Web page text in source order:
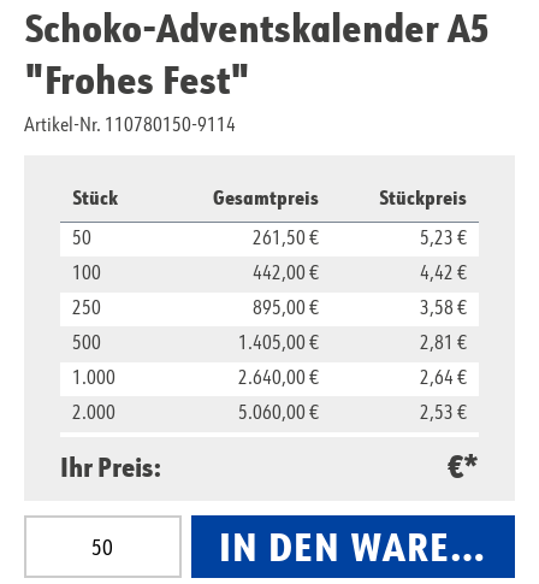
Schoko-Adventskalender A5
"Frohes Fest"
Artikel-Nr. 110780150-9114
Stück Gesamtpreis Stückpreis
50 261,50 €
5,23 €
100
442,00 €
4,42 €
250
895,00 €
3,58 €
500
1.405,00 €
2,81 €
1.000
2.640,00 €
2,64 €
2.000
5.060,00 €
2,53 €
2,35 €
Ihr Preis: €*
Produkt Anzahl: Gib den gewünschten Wert ein
IN DEN